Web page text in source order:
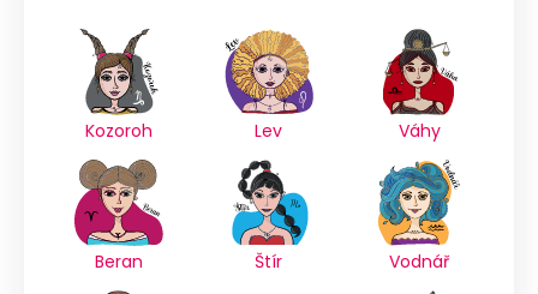
Kozoroh Lev Váhy
Beran Štír Vodnář